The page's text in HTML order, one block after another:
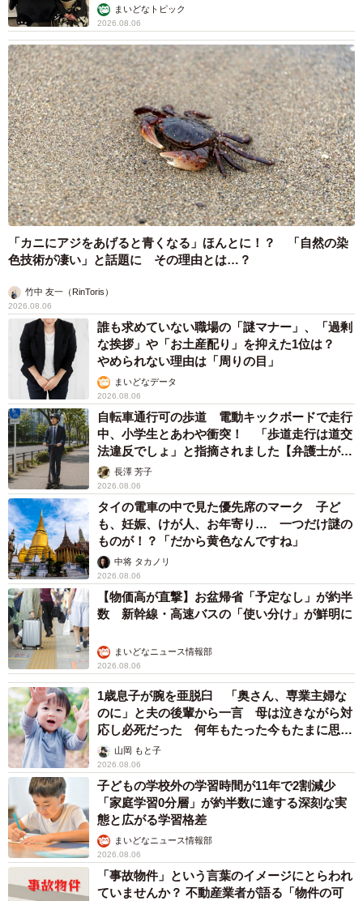
3/4
持ち物は放置されませんように（川地さん提供）
鹿を蹴り上げる行為に「文化財保護法違反」と苦
言、公園付近のパトロール強化へ
──最近外国人観光客と見られる男性が、奈良公園付近で暮
らす鹿を歩道上で執拗に蹴り飛ばしている姿を映す動画が
SNSで話題になり、問題になりました。こうしたトラブル
についての率直なご意見をお聞かせください。
「この鹿を蹴り上げてる動画は 信じがたいほどひどい行為
でなぜこんなことができるのか理解しがたいです。さっそ
く対策として県・市・警察などが啓発活動隊を結成してパ
トロール強化に乗り出してくださいましたので、これを継
続していただくのと同時に防犯カメラもあればいいかなと
思います。注意喚起としては奈良の鹿は国の天然記念物で
すので『文化財保護法違反』になりますよということでし
ょうか。
この動画ほどひどくはありませんが以前鹿せんべいを目当
てに寄ってきた鹿に鹿の顔まで足をあげて追い払おうとす
る行為を見ました。あと鹿せんべいを焦らしてなかなかあ
げないのもよく見かけます。中には、怒った鹿が攻撃して
きて人身事故につながることもありますので、焦らさずに
あげてほしいと思います」
まいどなトピック
2026.08.06
「カニにアジをあげると青くなる」ほんとに！？ 「自然の染
色技術が凄い」と話題に その理由とは…？
竹中 友一（RinToris）
2026.08.06
誰も求めていない職場の「謎マナー」、「過剰
な挨拶」や「お土産配り」を抑えた1位は？
やめられない理由は「周りの目」
まいどなデータ
2026.08.06
自転車通行可の歩道 電動キックボードで走行
中、小学生とあわや衝突！ 「歩道走行は道交
法違反でしょ」と指摘されました【弁護士が解
説】長澤 芳子
2026.08.06
タイの電車の中で見た優先席のマーク 子ど
も、妊娠、けが人、お年寄り… 一つだけ謎の
ものが！？「だから黄色なんですね」
中将 タカノリ
2026.08.06
【物価高が直撃】お盆帰省「予定なし」が約半
数 新幹線・高速バスの「使い分け」が鮮明に
まいどなニュース情報部
2026.08.06
1歳息子が腕を亜脱臼 「奥さん、専業主婦な
のに」と夫の後輩から一言 母は泣きながら対
応し必死だった 何年もたった今もたまに思い
出し…山岡 もと子
2026.08.06
子どもの学校外の学習時間が11年で2割減少
「家庭学習0分層」が約半数に達する深刻な実
態と広がる学習格差
まいどなニュース情報部
2026.08.06
「事故物件」という言葉のイメージにとらわれ
ていませんか？ 不動産業者が語る「物件の可